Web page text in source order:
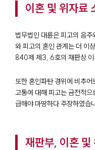
이혼 및 위자료
법무법인 대륜은 피고의 음
와 피고의 혼인 관계는 더 이
840제 제3, 6호의 재판상 이
또한 혼인파탄 경위에 비추
고통에 대해 피고는 금전적
급해야 마땅하다 주장하였습
재판부, 이혼 및